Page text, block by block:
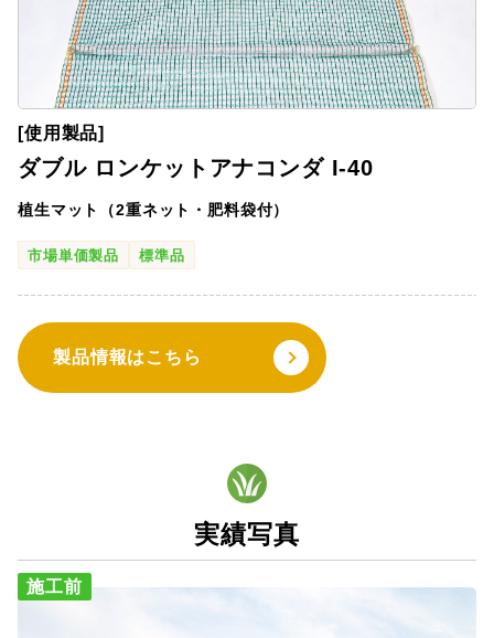
[使用製品]
ダブル ロンケットアナコンダ I-40
植生マット（2重ネット・肥料袋付）
市場単価製品 標準品
製品情報はこちら
実績写真
施工前